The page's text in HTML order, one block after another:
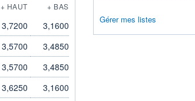
+ HAUT + BAS
3,7200
3,1600
3,5700
3,4850
3,5700
3,4850
3,6250
3,1600
Gérer mes listes